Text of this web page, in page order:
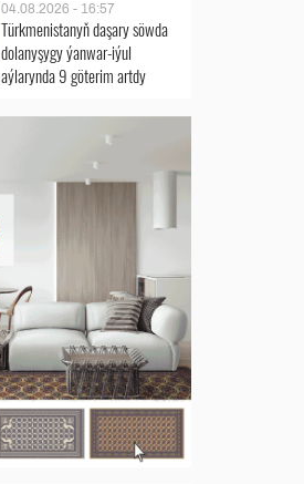
04.08.2026 - 16:57
Türkmenistanyň daşary söwda
dolanyşygy ýanwar-iýul
aýlarynda 9 göterim artdy